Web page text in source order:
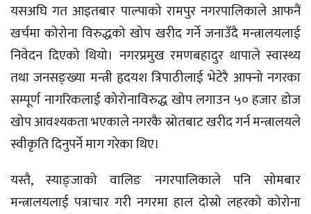
यसअघि गत आइतबार पाल्पाको रामपुर नगरपालिकाले आफनैं
खर्चमा कोरोना विरुद्धको खोप खरीद गर्ने जनाउँदै मन्त्रालयलाई
निवेदन दिएको थियो। नगरप्रमुख रमणबहादुर थापाले स्वास्थ्य
तथा जनसङ्ख्या मन्त्री हृदयश त्रिपाठीलाई भेटेरै आफ्नो नगरका
सम्पूर्ण नागरिकलाई कोरोनाविरुद्ध खोप लगाउन ५० हजार डोज
खोप आवश्यकता भएकाले नगरकै स्रोतबाट खरीद गर्न मन्त्रालयले
स्वीकृति दिनुपर्ने माग गरेका थिए।
यस्तै, स्याङ्जाको वालिङ नगरपालिकाले पनि सोमबार
मन्त्रालयलाई पत्राचार गरी नगरमा हाल दोस्रो लहरको कोरोना